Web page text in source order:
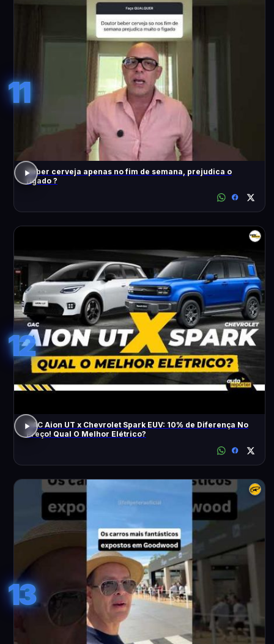
11
Beber cerveja apenas no fim de semana, prejudica o
fígado ?
12
GAC Aion UT x Chevrolet Spark EUV: 10% de Diferença No
Preço! Qual O Melhor Elétrico?
13